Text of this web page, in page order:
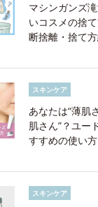
マシンガンズ
いコスメの捨
断捨離・捨て
スキンケア
あなたは“薄肌
肌さん”？ユー
すすめの使い
スキンケア